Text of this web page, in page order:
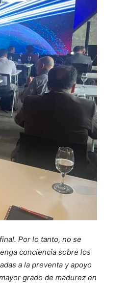
Por lo tanto, no se
conciencia sobre los
a la preventa y apoyo
grado de madurez en